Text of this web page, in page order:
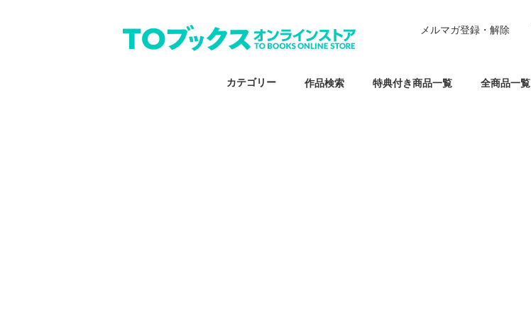
カテゴリー 作品検索 特典付き商品一覧 全商品一覧
メルマガ登録・解除